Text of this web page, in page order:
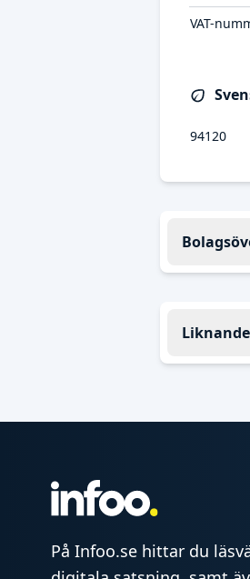
VAT-
94120
På Infoo.se hittar du